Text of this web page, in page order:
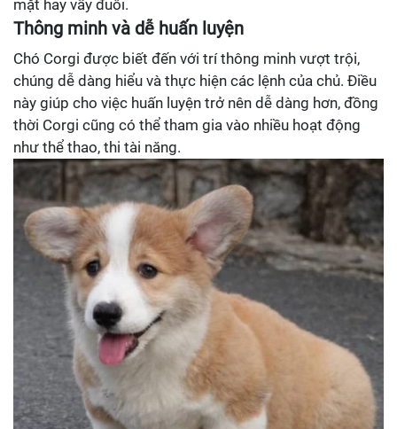
mặt hay vẫy đuôi.
Thông minh và dễ huấn luyện
Chó Corgi được biết đến với trí thông minh vượt trội,
chúng dễ dàng hiểu và thực hiện các lệnh của chủ. Điều
này giúp cho việc huấn luyện trở nên dễ dàng hơn, đồng
thời Corgi cũng có thể tham gia vào nhiều hoạt động
như thể thao, thi tài năng.